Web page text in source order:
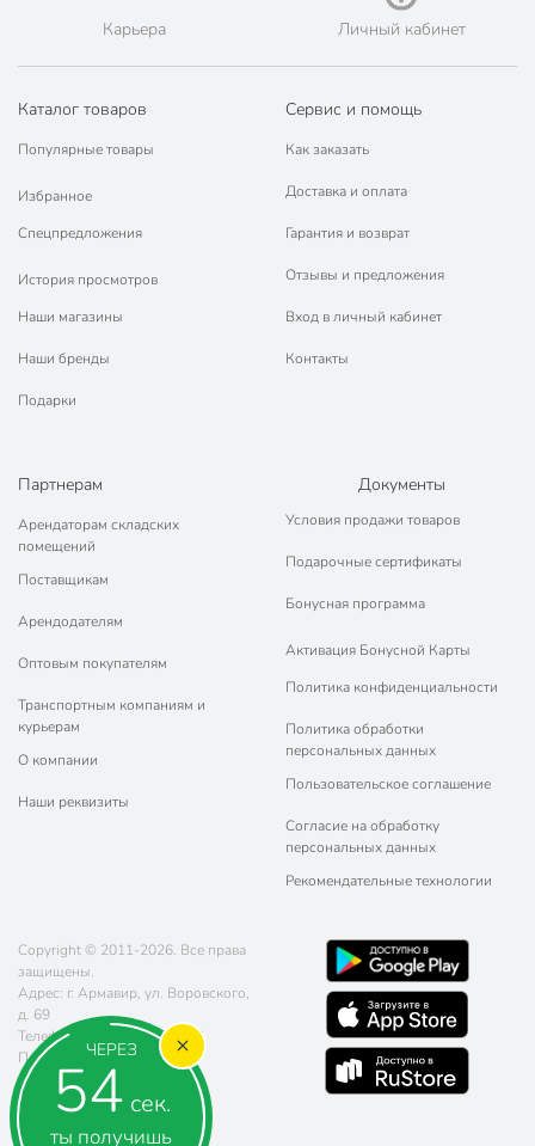
ЧЕРЕЗ
53 сек.
ты получишь
Карьера Личный кабинет
Каталог товаров
Популярные товары
Избранное
Спецпредложения
История просмотров
Наши магазины
Наши бренды
Подарки
Сервис и помощь
Как заказать
Доставка и оплата
Гарантия и возврат
Отзывы и предложения
Вход в личный кабинет
Контакты
Партнерам
Арендаторам складских
помещений
Поставщикам
Арендодателям
Оптовым покупателям
Транспортным компаниям и
курьерам
О компании
Наши реквизиты
Документы
Условия продажи товаров
Подарочные сертификаты
Бонусная программа
Активация Бонусной Карты
Политика конфиденциальности
Политика обработки
персональных данных
Пользовательское соглашение
Согласие на обработку
персональных данных
Рекомендательные технологии
Copyright © 2011-2026. Все права
защищены.
Адрес: г. Армавир, ул. Воровского,
д. 69
Телефон:
8 (800) 770-77-06
Почта:
sales@poryadok.ru